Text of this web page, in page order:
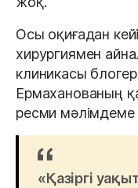
Осы оқиғадан
хирургиямен
клиникасы блогер
Ермаханованың
ресми
«Қазіргі